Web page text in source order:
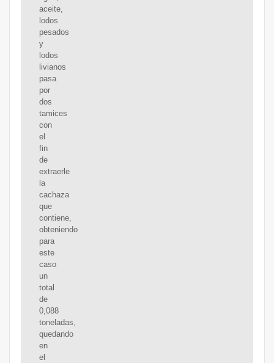
aceite,
lodos
pesados
y
lodos
livianos
pasa
por
dos
tamices
con
el
fin
de
extraerle
la
cachaza
que
contiene,
obteniendo
para
este
caso
un
total
de
0,088
toneladas,
quedando
en
el